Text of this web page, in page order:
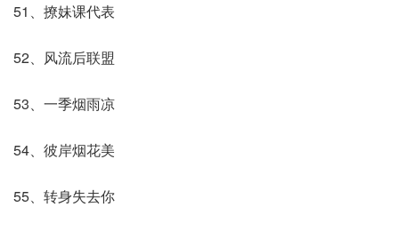
51、撩妹课代表
52、风流后联盟
53、一季烟雨凉
54、彼岸烟花美
55、转身失去你